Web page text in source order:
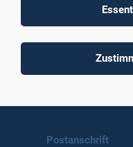
Technische
Postanschrift